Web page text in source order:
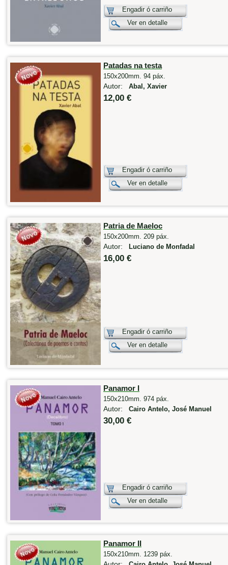
Engadir ó carriño
Ver en detalle
Patadas na testa
150x200mm. 94 páx.
Autor: Abal, Xavier
12,00 €
Engadir ó carriño
Ver en detalle
Patria de Maeloc
150x200mm. 209 páx.
Autor: Luciano de Monfadal
16,00 €
Engadir ó carriño
Ver en detalle
Panamor I
150x210mm. 974 páx.
Autor: Cairo Antelo, José Manuel
30,00 €
Engadir ó carriño
Ver en detalle
Panamor II
150x210mm. 1239 páx.